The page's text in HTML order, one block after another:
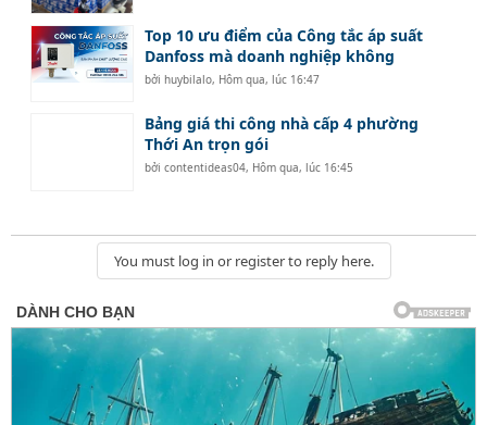
Top 10 ưu điểm của Công tắc áp suất
Danfoss mà doanh nghiệp không
bởihuybilalo, Hôm qua, lúc 16:47
Bảng giá thi công nhà cấp 4 phường
Thới An trọn gói
bởicontentideas04, Hôm qua, lúc 16:45
You must log in or register to reply here.